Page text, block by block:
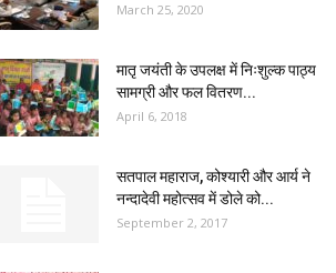
March 25, 2020
मातृ जयंती के उपलक्ष में निःशुल्क पाठ्य
सामग्री और फल वितरण...
April 6, 2018
सतपाल महाराज, कोश्यारी और आर्य ने
नन्दादेवी महोत्सव में डोले को...
September 2, 2017